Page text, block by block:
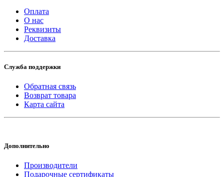
Оплата
О нас
Реквизиты
Доставка
Служба поддержки
Обратная связь
Возврат товара
Карта сайта
Дополнительно
Производители
Подарочные сертификаты